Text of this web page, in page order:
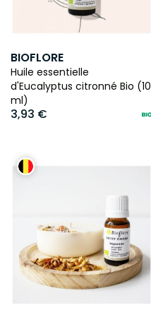
BIOFLORE
Huile essentielle
d'Eucalyptus citronné Bio (10
ml)
3,93 €